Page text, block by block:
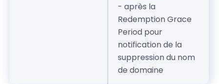
- après la
Redemption Grace
Period pour
notification de la
suppression du nom
de domaine